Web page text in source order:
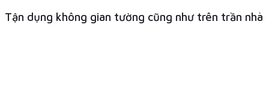
Tận dụng không gian tường cũng như trên trần nhà